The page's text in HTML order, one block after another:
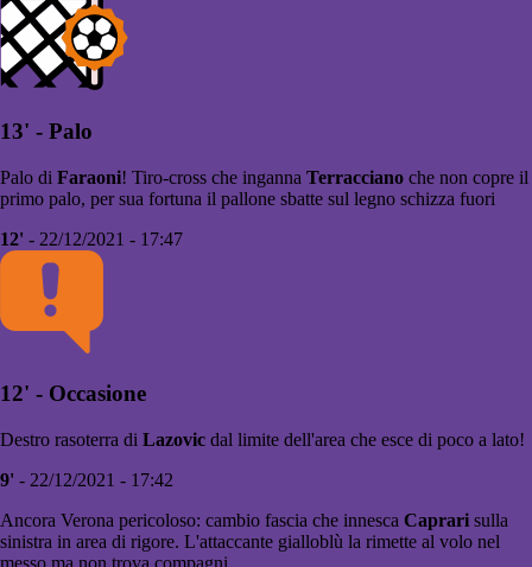
13' - Palo
Palo di Faraoni! Tiro-cross che inganna Terracciano che non copre il
primo palo, per sua fortuna il pallone sbatte sul legno schizza fuori
12' - 22/12/2021 - 17:47
12' - Occasione
Destro rasoterra di Lazovic dal limite dell'area che esce di poco a lato!
9' - 22/12/2021 - 17:42
Ancora Verona pericoloso: cambio fascia che innesca Caprari sulla
sinistra in area di rigore. L'attaccante gialloblù la rimette al volo nel
messo ma non trova compagni